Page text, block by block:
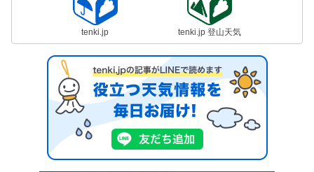
tenki.jp tenki.jp 登山天気